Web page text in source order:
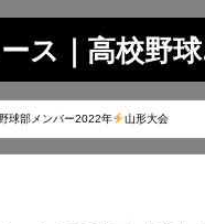
ス｜高校野
球部メンバー2022年 山形大会